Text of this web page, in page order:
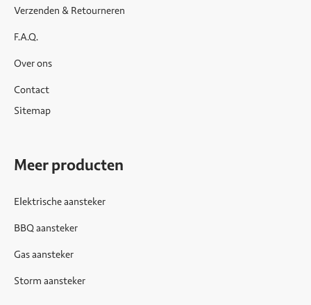
Verzenden & Retourneren
F.A.Q.
Over ons
Contact
Sitemap
Meer producten
Elektrische aansteker
BBQ aansteker
Gas aansteker
Storm aansteker